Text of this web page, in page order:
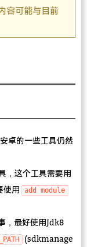
容可能与目前
卓的一些工具仍然
，这个工具需要用
使用 add module
，最好使用Jdk8
(sdkmanage